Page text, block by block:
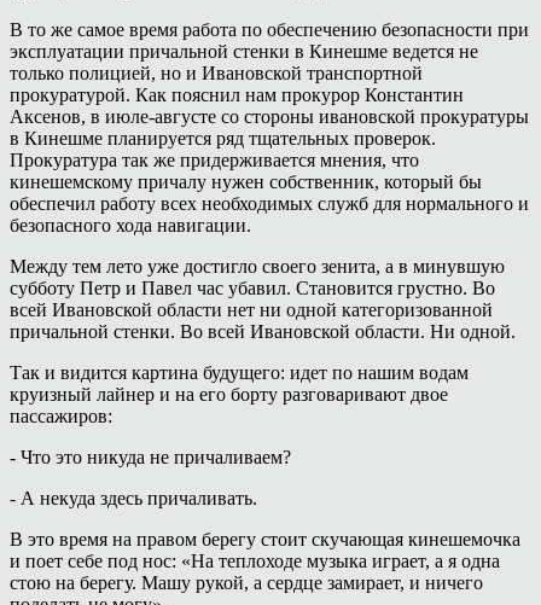
В то же самое время работа по обеспечению безопасности при
эксплуатации причальной стенки в Кинешме ведется не
только полицией, но и Ивановской транспортной
прокуратурой. Как пояснил нам прокурор Константин
Аксенов, в июле-августе со стороны ивановской прокуратуры
в Кинешме планируется ряд тщательных проверок.
Прокуратура так же придерживается мнения, что
кинешемскому причалу нужен собственник, который бы
обеспечил работу всех необходимых служб для нормального и
безопасного хода навигации.
Между тем лето уже достигло своего зенита, а в минувшую
субботу Петр и Павел час убавил. Становится грустно. Во
всей Ивановской области нет ни одной категоризованной
причальной стенки. Во всей Ивановской области. Ни одной.
Так и видится картина будущего: идет по нашим водам
круизный лайнер и на его борту разговаривают двое
пассажиров:
- Что это никуда не причаливаем?
- А некуда здесь причаливать.
В это время на правом берегу стоит скучающая кинешемочка
и поет себе под нос: «На теплоходе музыка играет, а я одна
стою на берегу. Машу рукой, а сердце замирает, и ничего